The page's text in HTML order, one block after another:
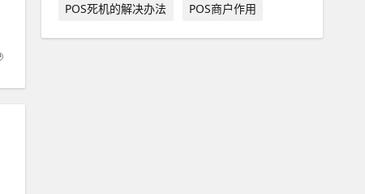
POS死机的解决办法
POS商户作用